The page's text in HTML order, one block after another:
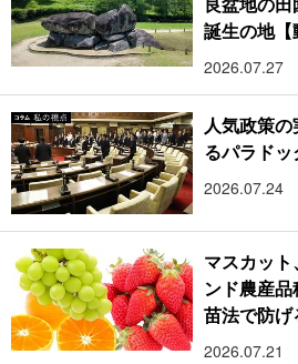
誕生の地【
2026.07.27
人気政策
るパラドッ
2026.07.24
マスカッ
ンド農産
苗法で防げ
2026.07.21